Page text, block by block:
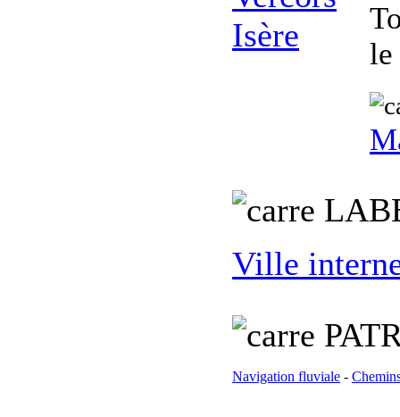
le
L
Ville
Navigation fluviale -